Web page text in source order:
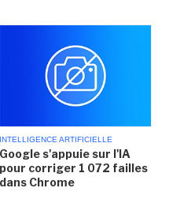
INTELLIGENCE ARTIFICIELLE
Google s'appuie sur l'IA
pour corriger 1 072 failles
dans Chrome